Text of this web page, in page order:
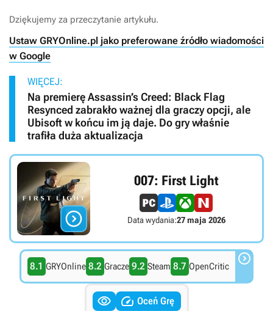
Dziękujemy za przeczytanie artykułu.
Ustaw GRYOnline.pl jako preferowane źródło wiadomości
w Google
WIĘCEJ:
Na premierę Assassin’s Creed: Black Flag
Resynced zabrakło ważnej dla graczy opcji, ale
Ubisoft w końcu im ją daje. Do gry właśnie
trafiła duża aktualizacja

007: First Light
Data wydania:27 maja 2026
8.1 GRYOnline 8.2 Gracze 9.2 Steam 8.7 OpenCritic 
  Oceń Grę